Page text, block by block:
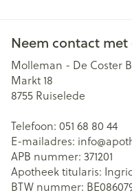
Neem contact met
Molleman - De Coster
Markt 18
8755 Ruiselede
Telefoon: 051 68 80 44
E-mailadres: info@
APB nummer: 371201
Apotheek titularis:
BTW nummer: